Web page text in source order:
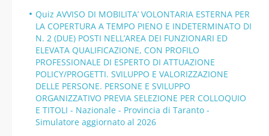
Quiz AVVISO DI MOBILITA’ VOLONTARIA ESTERNA PER
LA COPERTURA A TEMPO PIENO E INDETERMINATO DI
N. 2 (DUE) POSTI NELL’AREA DEI FUNZIONARI ED
ELEVATA QUALIFICAZIONE, CON PROFILO
PROFESSIONALE DI ESPERTO DI ATTUAZIONE
POLICY/PROGETTI. SVILUPPO E VALORIZZAZIONE
DELLE PERSONE. PERSONE E SVILUPPO
ORGANIZZATIVO PREVIA SELEZIONE PER COLLOQUIO
E TITOLI - Nazionale - Provincia di Taranto -
Simulatore aggiornato al 2026